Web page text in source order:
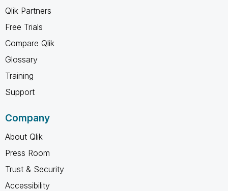
Qlik Partners
Free Trials
Compare Qlik
Glossary
Training
Support
Company
About Qlik
Press Room
Trust & Security
Accessibility